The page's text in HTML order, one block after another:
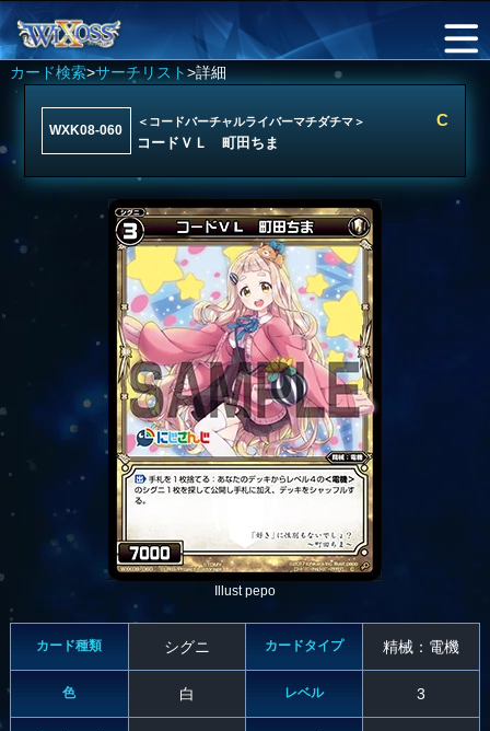
カード検索>サーチリスト>詳細
WXK08-060
＜コードバーチャルライバーマチダチマ＞
コードＶＬ 町田ちま
C
Illust pepo
カード種類 シグニ カードタイプ 精械：電機
色 白 レベル 3